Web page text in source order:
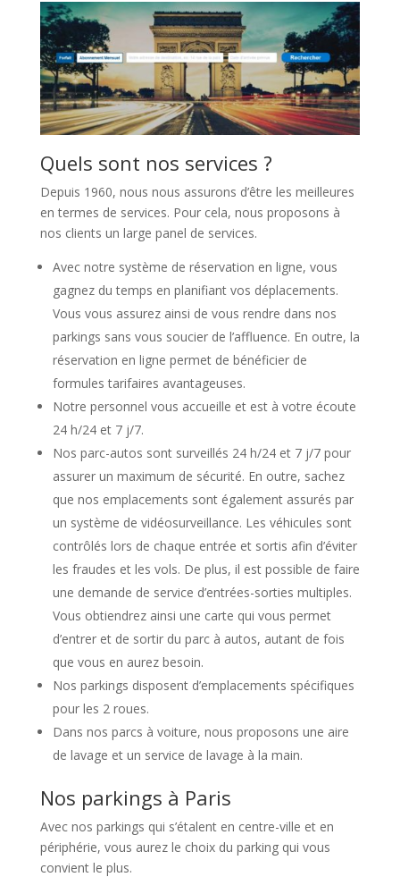
Quels sont nos services ?
Depuis 1960, nous nous assurons d’être les meilleures
en termes de services. Pour cela, nous proposons à
nos clients un large panel de services.
Avec notre système de réservation en ligne, vous
gagnez du temps en planifiant vos déplacements.
Vous vous assurez ainsi de vous rendre dans nos
parkings sans vous soucier de l’affluence. En outre, la
réservation en ligne permet de bénéficier de
formules tarifaires avantageuses.
Notre personnel vous accueille et est à votre écoute
24 h/24 et 7 j/7.
Nos parc-autos sont surveillés 24 h/24 et 7 j/7 pour
assurer un maximum de sécurité. En outre, sachez
que nos emplacements sont également assurés par
un système de vidéosurveillance. Les véhicules sont
contrôlés lors de chaque entrée et sortis afin d’éviter
les fraudes et les vols. De plus, il est possible de faire
une demande de service d’entrées-sorties multiples.
Vous obtiendrez ainsi une carte qui vous permet
d’entrer et de sortir du parc à autos, autant de fois
que vous en aurez besoin.
Nos parkings disposent d’emplacements spécifiques
pour les 2 roues.
Dans nos parcs à voiture, nous proposons une aire
de lavage et un service de lavage à la main.
Nos parkings à Paris
Avec nos parkings qui s’étalent en centre-ville et en
périphérie, vous aurez le choix du parking qui vous
convient le plus.